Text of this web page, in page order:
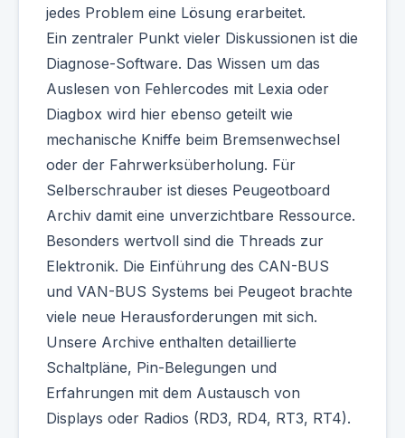
jedes Problem eine Lösung erarbeitet.
Ein zentraler Punkt vieler Diskussionen ist die
Diagnose-Software. Das Wissen um das
Auslesen von Fehlercodes mit Lexia oder
Diagbox wird hier ebenso geteilt wie
mechanische Kniffe beim Bremsenwechsel
oder der Fahrwerksüberholung. Für
Selberschrauber ist dieses Peugeotboard
Archiv damit eine unverzichtbare Ressource.
Besonders wertvoll sind die Threads zur
Elektronik. Die Einführung des CAN-BUS
und VAN-BUS Systems bei Peugeot brachte
viele neue Herausforderungen mit sich.
Unsere Archive enthalten detaillierte
Schaltpläne, Pin-Belegungen und
Erfahrungen mit dem Austausch von
Displays oder Radios (RD3, RD4, RT3, RT4).